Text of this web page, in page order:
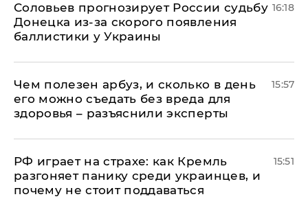
Соловьев прогнозирует России судьбу
Донецка из-за скорого появления
баллистики у Украины
16:18
Чем полезен арбуз, и сколько в день
его можно съедать без вреда для
здоровья – разъяснили эксперты
15:57
РФ играет на страхе: как Кремль
разгоняет панику среди украинцев, и
почему не стоит поддаваться
15:51